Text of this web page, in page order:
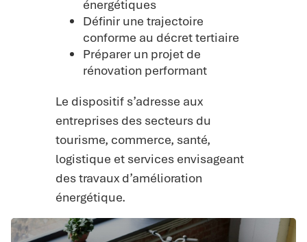
énergétiques
Définir une trajectoire
conforme au décret tertiaire
Préparer un projet de
rénovation performant
Le dispositif s’adresse aux
entreprises des secteurs du
tourisme, commerce, santé,
logistique et services envisageant
des travaux d’amélioration
énergétique.